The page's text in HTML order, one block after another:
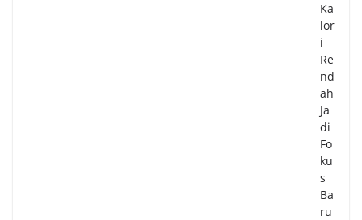
Ka
lor
i
Re
nd
ah
Ja
di
Fo
ku
s
Ba
ru